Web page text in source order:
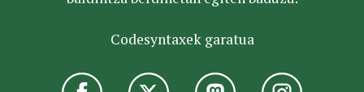
Codesyntaxek garatua